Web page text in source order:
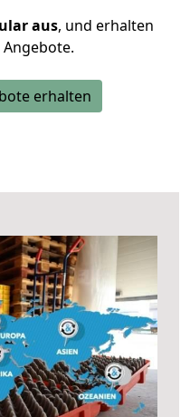
aus, und erhalten
erhalten